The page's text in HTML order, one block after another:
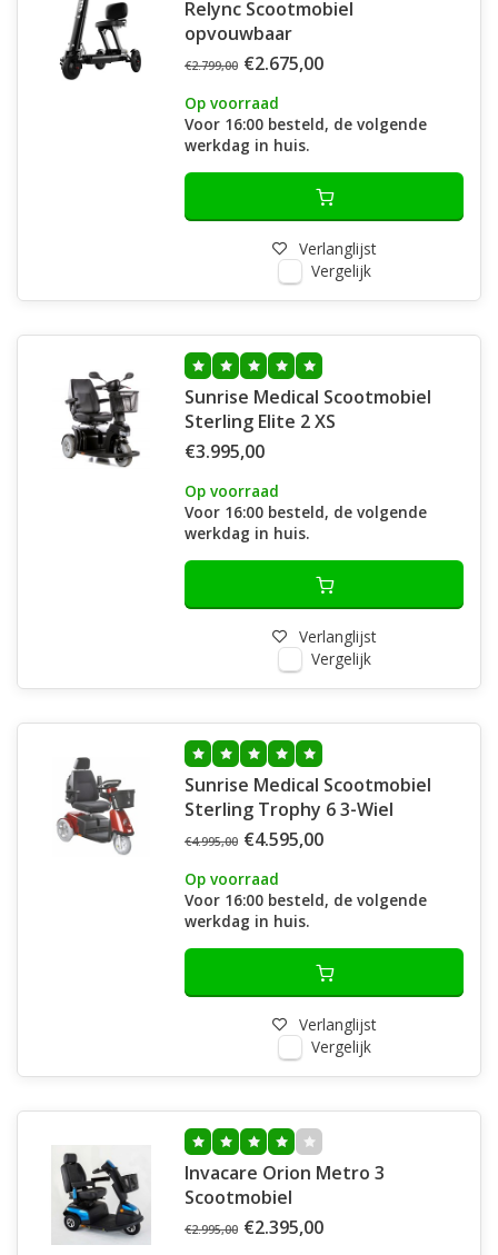
Relync Scootmobiel
opvouwbaar
€2.799,00 €2.675,00
Op voorraad
Voor 16:00 besteld, de volgende
werkdag in huis.
Verlanglijst
Vergelijk
Sunrise Medical Scootmobiel
Sterling Elite 2 XS
€3.995,00
Op voorraad
Voor 16:00 besteld, de volgende
werkdag in huis.
Verlanglijst
Vergelijk
Sunrise Medical Scootmobiel
Sterling Trophy 6 3-Wiel
€4.995,00 €4.595,00
Op voorraad
Voor 16:00 besteld, de volgende
werkdag in huis.
Verlanglijst
Vergelijk
Invacare Orion Metro 3
Scootmobiel
€2.995,00 €2.395,00